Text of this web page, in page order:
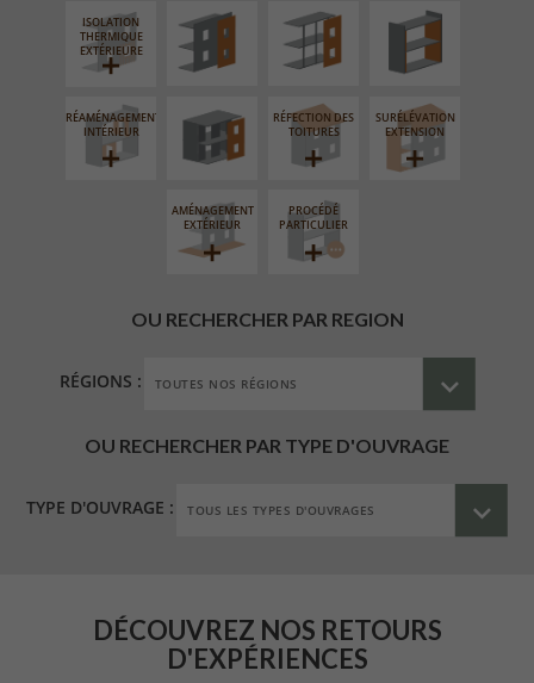
ISOLATION
THERMIQUE
EXTÉRIEURE
RÉAMÉNAGEMENT
INTÉRIEUR
FERMETURE
LOGGIAS
RÉFECTION DES
TOITURES
SURÉLÉVATION
EXTENSION
AMÉNAGEMENT
EXTÉRIEUR
PROCÉDÉ
PARTICULIER
OU RECHERCHER PAR REGION
RÉGIONS :
OU RECHERCHER PAR TYPE D'OUVRAGE
TYPE D'OUVRAGE :
DÉCOUVREZ NOS RETOURS
D'EXPÉRIENCES